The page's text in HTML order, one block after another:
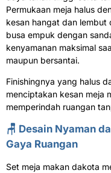
Permukaan meja halus
kesan hangat dan lembut
busa empuk dengan
kenyamanan maksimal
maupun bersantai.
Finishingnya yang halus
menciptakan kesan meja
memperindah ruangan
🪑 Desain Nyaman
Gaya Ruangan
Set meja makan dakota